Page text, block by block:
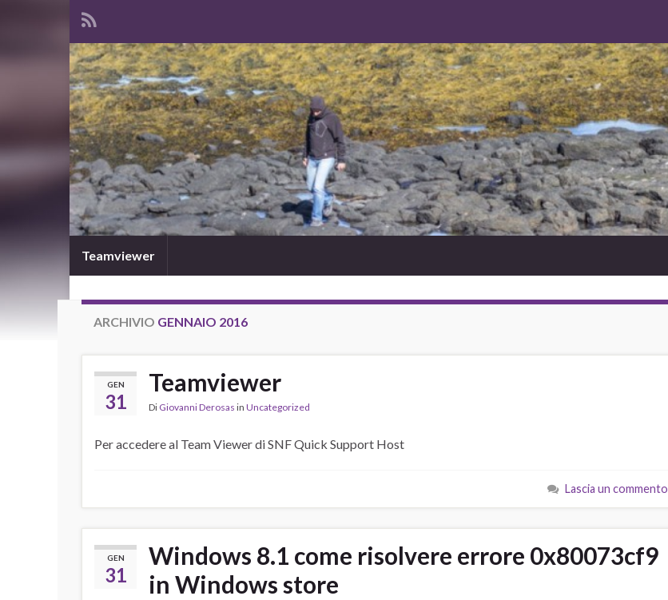
Teamviewer
ARCHIVIO GENNAIO 2016
GEN
31
Teamviewer
Di Giovanni Derosas in Uncategorized
Per accedere al Team Viewer di SNF Quick Support Host
Lascia un commento
GEN
31
Windows 8.1 come risolvere errore 0x80073cf9
in Windows store